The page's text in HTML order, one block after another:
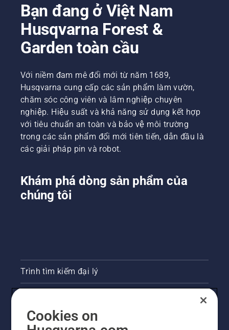
Bạn đang ở Việt Nam
Husqvarna Forest &
Garden toàn cầu
Với niềm đam mê đổi mới từ năm 1689,
Husqvarna cung cấp các sản phẩm làm vườn,
chăm sóc công viên và lâm nghiệp chuyên
nghiệp. Hiệu suất và khả năng sử dụng kết hợp
với tiêu chuẩn an toàn và bảo vệ môi trường
trong các sản phẩm đổi mới tiên tiến, dẫn đầu là
các giải pháp pin và robot.
Khám phá dòng sản phẩm của
chúng tôi
Trình tìm kiếm đại lý
Phòng họp báo
Cookies on